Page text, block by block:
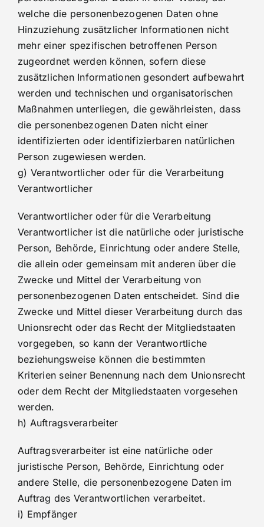
welche die personenbezogenen Daten ohne
Hinzuziehung zusätzlicher Informationen nicht
mehr einer spezifischen betroffenen Person
zugeordnet werden können, sofern diese
zusätzlichen Informationen gesondert aufbewahrt
werden und technischen und organisatorischen
Maßnahmen unterliegen, die gewährleisten, dass
die personenbezogenen Daten nicht einer
identifizierten oder identifizierbaren natürlichen
Person zugewiesen werden.
g) Verantwortlicher oder für die Verarbeitung
Verantwortlicher
Verantwortlicher oder für die Verarbeitung
Verantwortlicher ist die natürliche oder juristische
Person, Behörde, Einrichtung oder andere Stelle,
die allein oder gemeinsam mit anderen über die
Zwecke und Mittel der Verarbeitung von
personenbezogenen Daten entscheidet. Sind die
Zwecke und Mittel dieser Verarbeitung durch das
Unionsrecht oder das Recht der Mitgliedstaaten
vorgegeben, so kann der Verantwortliche
beziehungsweise können die bestimmten
Kriterien seiner Benennung nach dem Unionsrecht
oder dem Recht der Mitgliedstaaten vorgesehen
werden.
h) Auftragsverarbeiter
Auftragsverarbeiter ist eine natürliche oder
juristische Person, Behörde, Einrichtung oder
andere Stelle, die personenbezogene Daten im
Auftrag des Verantwortlichen verarbeitet.
i) Empfänger